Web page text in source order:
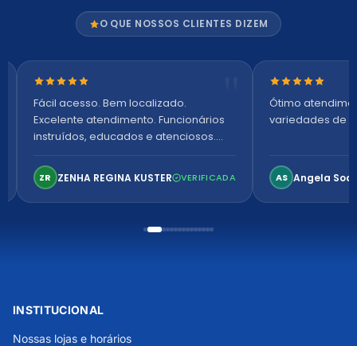
O QUE NOSSOS CLIENTES DIZEM
Nota 5 de 5 estrelas
Fácil acesso. Bem localizado.
Excelente atendimento. Funcionários
instruídos, educados e atenciosos.
confortável. Perfeito!
ZR ZENHA REGINA KUSTER VERIFICADA
Nota 5 de 5
Ótimo
variedades de
AS Angela
INSTITUCIONAL
Nossas lojas e horários